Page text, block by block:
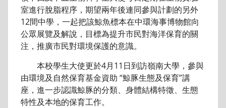
室進行脫脂程序，期望兩年後連同參與計劃的另外
12間中學，一起把該鯨魚標本在中環海事博物館向
公眾展覽及解說，目標為提升市民對海洋保育的關
注，推廣市民對環境保護的意識。
本校學生大使更於4月11日到訪嶺南大學，參與
由環境及自然保育基金資助 “鯨豚生態及保育”講
座，進一步認識鯨豚的分類、身體結構特徵、生態
特性及本地的保育工作。